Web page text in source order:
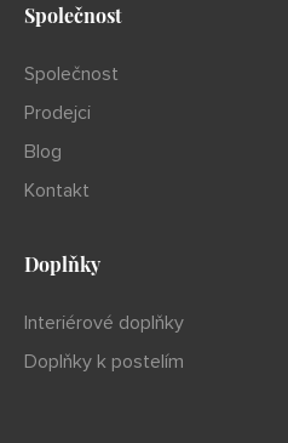
Společnost
Společnost
Prodejci
Blog
Kontakt
Doplňky
Interiérové doplňky
Doplňky k postelím